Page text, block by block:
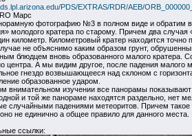
PDS/EXTRAS/RDR/AEB/
Марс
фотографию №3 в полном виде и обратим
молодого кратера по старому. Причем два
километр. Километровый кратер находится точно
не объяснимо каким образом грунт,
блюдцем вновь образованного малого кратера.
центра. А мы видим другое, после падения малого
гнездо возвышающееся над склоном с
образованное ударом.
внимательном изучении все панорамы
и той же панораме находятся раздельно, нет
случайными падениями метеоритов. Причем такое
не единично а общее правило для данного места.
ссылки: